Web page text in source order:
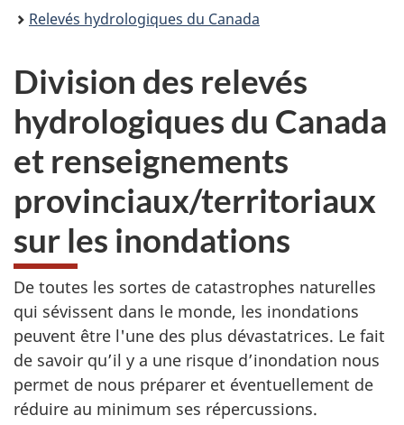
Relevés hydrologiques du Canada
Division des relevés
hydrologiques du Canada
et renseignements
provinciaux/territoriaux
sur les inondations
De toutes les sortes de catastrophes naturelles
qui sévissent dans le monde, les inondations
peuvent être l'une des plus dévastatrices. Le fait
de savoir qu’il y a une risque d’inondation nous
permet de nous préparer et éventuellement de
réduire au minimum ses répercussions.